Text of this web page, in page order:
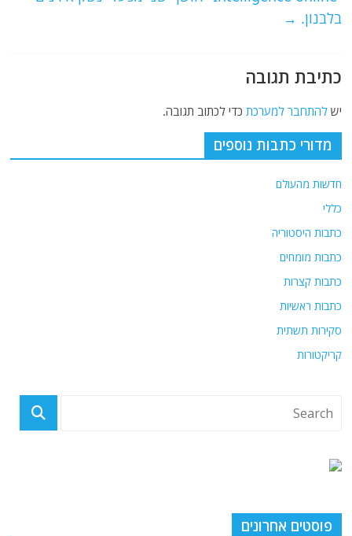
בלבנון. →
כתיבת תגובה
ישלהתחבר למערכת כדי לכתוב תגובה.
מדורי כתבות נוספים
חדשות מהעולם
כללי
כתבות היסטוריה
כתבות מומחים
כתבות קצרות
כתבות ראשיות
סקירות תשתית
קריקטורות
פוסטים אחרונים